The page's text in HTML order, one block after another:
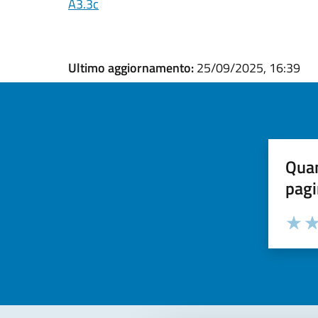
A3.3c
Ultimo aggiornamento:25/09/2025, 16:39
Valuta